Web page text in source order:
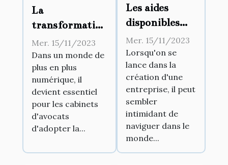
La
transformation
numérique
dans les
cabinets
d’avocats
Mer. 15/11/2023
Dans un monde de
plus en plus
numérique, il
devient essentiel
pour les cabinets
d'avocats
d'adopter la...
Les aides
disponibles
pour la
création
d'entreprise
Mer. 15/11/2023
Lorsqu'on se
lance dans la
création d'une
entreprise, il peut
sembler
intimidant de
naviguer dans le
monde...